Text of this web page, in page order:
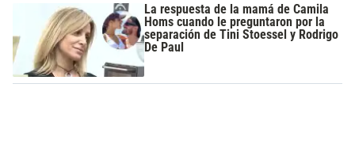
La respuesta de la mamá de Camila
Homs cuando le preguntaron por la
separación de Tini Stoessel y Rodrigo
De Paul